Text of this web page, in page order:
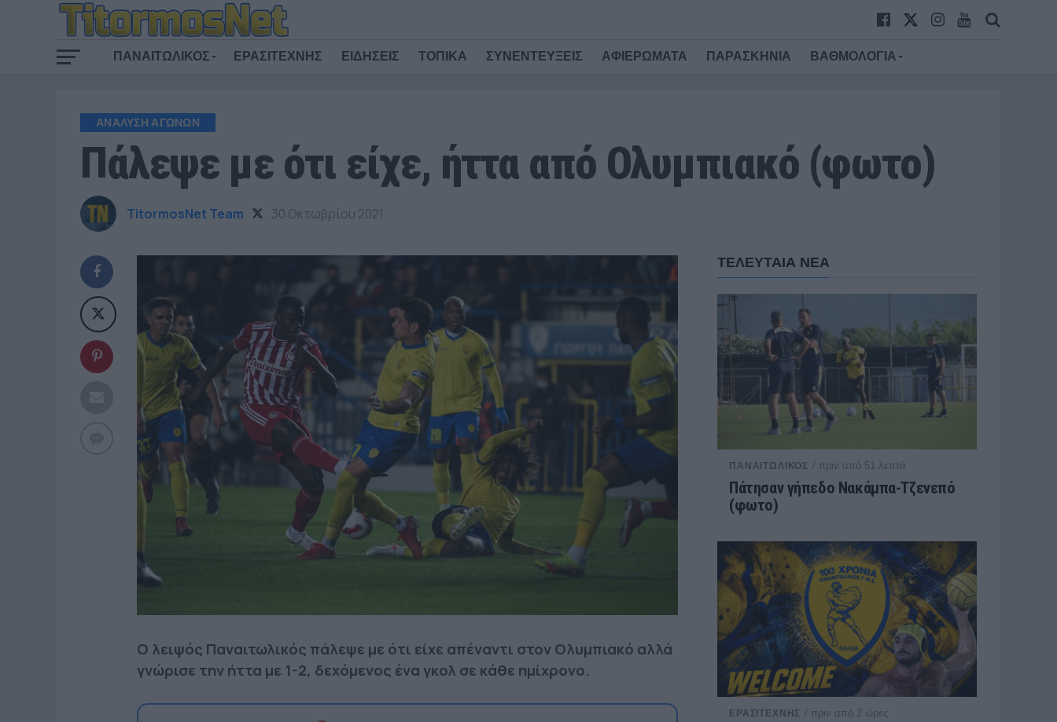
ΠΑΝΑΙΤΩΛΙΚΟΣ ΕΡΑΣΙΤΕΧΝΗΣ ΕΙΔΗΣΕΙΣ ΤΟΠΙΚΑ ΣΥΝΕΝΤΕΥΞΕΙΣ ΑΦΙΕΡΩΜΑΤΑ ΠΑΡΑΣΚΗΝΙΑ ΒΑΘΜΟΛΟΓΙΑ
ΑΝΑΛΥΣΗ ΑΓΩΝΩΝ
Πάλεψε με ότι είχε, ήττα από Ολυμπιακό (φωτο)
TitormosNet Team 30 Οκτωβρίου 2021
Ο λειψός Παναιτωλικός πάλεψε με ότι είχε απέναντι στον Ολυμπιακό αλλά
γνώρισε την ήττα με 1-2, δεχόμενος ένα γκολ σε κάθε ημίχρονο.
ΤΕΛΕΥΤΑΙΑ ΝΕΑ
ΠΑΝΑΙΤΩΛΙΚΟΣ / πριν από 51 λεπτά
Πάτησαν γήπεδο Νακάμπα-Τζενεπό
(φωτο)
ΕΡΑΣΙΤΕΧΝΗΣ / πριν από 2 ώρες